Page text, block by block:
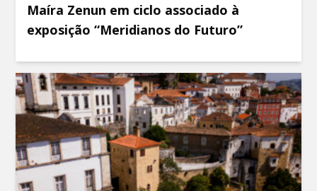
Maíra Zenun em ciclo associado à
exposição “Meridianos do Futuro”